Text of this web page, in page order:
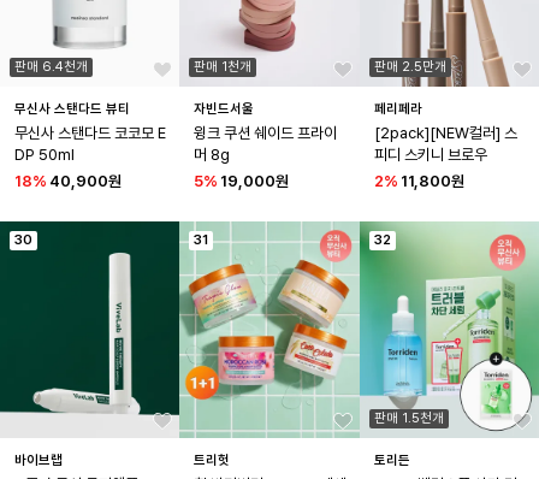
판매 6.4천개
무신사 스탠다드 뷰티
무신사 스탠다드 코코모 E
DP 50ml
18% 40,900원
판매 1천개
자빈드서울
윙크 쿠션 쉐이드 프라이
머 8g
5% 19,000원
판매 2.5만개
페리페라
[2pack][NEW컬러] 스
피디 스키니 브로우
2% 11,800원
30
바이브랩
31
트리헛
32
판매 1.5천개
토리든